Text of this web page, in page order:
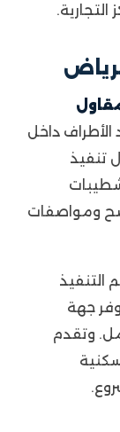
الأطراف داخل
تنفيذ
ومواصفات
التنفيذ
جهة
وتقدم